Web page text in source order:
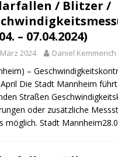
/ Blitzer /
– 07.04.2024)
2024 Daniel Kemmerich
–
Die Stadt Mannheim
Straßen
oder zusätzliche
möglich. Stadt